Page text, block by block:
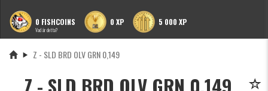
0 FISHCOINS
Vad är detta?
0 XP 5 000 XP
Z - SLD BRD OLV GRN 0,149